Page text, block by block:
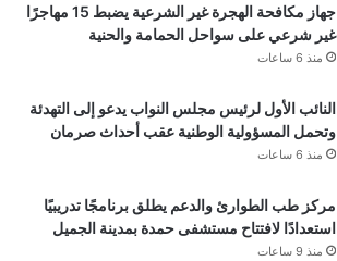
جهاز مكافحة الهجرة غير الشرعية يضبط 15 مهاجرًا
غير شرعي على سواحل الحمامة والحنية
منذ 6 ساعات
النائب الأول لرئيس مجلس النواب يدعو إلى التهدئة
وتحمل المسؤولية الوطنية عقب أحداث صرمان
منذ 6 ساعات
مركز طب الطوارئ والدعم يطلق برنامجًا تدريبيًا
استعدادًا لافتتاح مستشفى حمدة بمدينة الجميل
منذ 9 ساعات